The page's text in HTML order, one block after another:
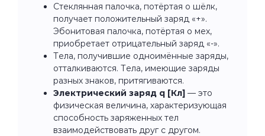
Стеклянная палочка, потёртая о шёлк,
получает положительный заряд «+».
Эбонитовая палочка, потёртая о мех,
приобретает отрицательный заряд «-».
Тела, получившие одноимённые заряды,
отталкиваются. Тела, имеющие заряды
разных знаков, притягиваются.
Электрический заряд q [Кл] — это
физическая величина, характеризующая
способность заряженных тел
взаимодействовать друг с другом.